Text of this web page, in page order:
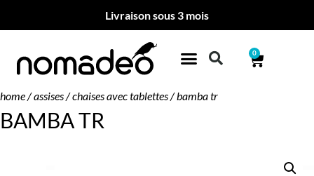
Livraison sous 3 mois
0
home/assises/chaises avec tablettes/ bamba tr
BAMBA TR